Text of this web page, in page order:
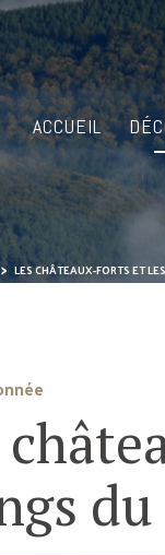
ACCUEIL
LES CHÂTEAUX-FORTS ET